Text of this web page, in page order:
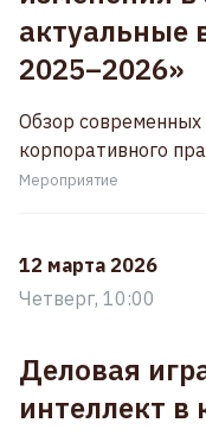
актуальные
2025–2026»
Обзор современных
корпоративного
Мероприятие
12 марта 2026
Четверг, 10:00
Деловая
интеллект в